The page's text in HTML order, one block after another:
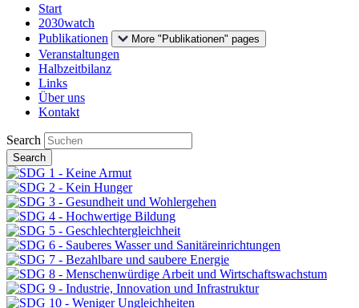
Start
2030watch
Publikationen
More "Publikationen" pages
Veranstaltungen
Halbzeitbilanz
Links
Über uns
Kontakt
Search